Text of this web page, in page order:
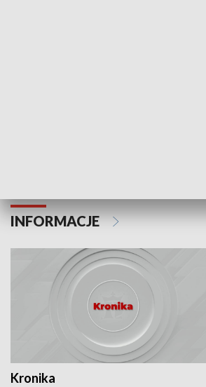
INFORMACJE
Kronika